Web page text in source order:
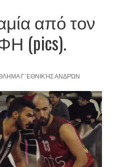
από τον
(pics).
Γ΄ΕΘΝΙΚΉΣ ΑΝΔΡΏΝ